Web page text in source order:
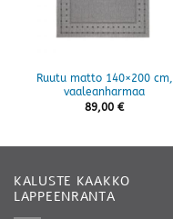
Ruutu matto 140×200 cm,
vaaleanharmaa
89,00 €
KALUSTE KAAKKO
LAPPEENRANTA